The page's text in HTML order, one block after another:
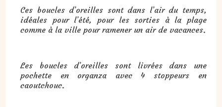
Ces boucles d’oreilles sont dans l’air du temps,
idéales pour l’été, pour les sorties à la plage
comme à la ville pour ramener un air de vacances.
Les boucles d’oreilles sont livrées dans une
pochette en organza avec 4 stoppeurs en
caoutchouc.